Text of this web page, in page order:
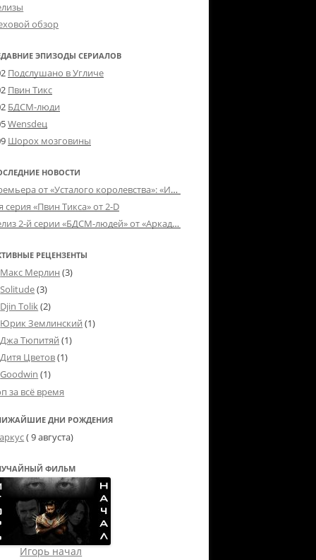
обзор
ЭПИЗОДЫ СЕРИАЛОВ
Подслушано в Угличе
Пвин Тикс
БДСМ-люди
Wensdeц
Шорох мозговины
НОВОСТИ
Премьера от «Усталого королевства»: «Игорь начал»
серия «Пвин Тикса» от 2-D
Релиз 2-й серии «БДСМ-людей» от «Аркада Фильм»
РЕЦЕНЗЕНТЫ
Макс Мерлин (3)
Solitude(3)
Djin Tolik(2)
Юрик Землинский (1)
Джа Тюпитяй (1)
Дитя Цветов(1)
Goodwin (1)
за всё время
ДНИ РОЖДЕНИЯ
( 9 августа)
ФИЛЬМ
Игорь начал